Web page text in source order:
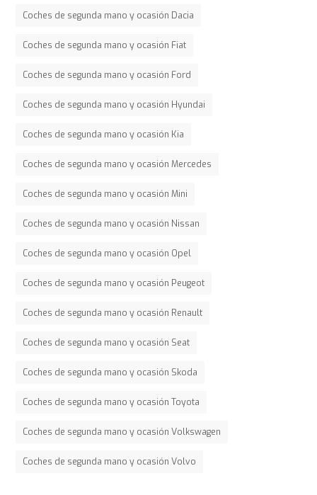
Coches de segunda mano y ocasión Dacia
Coches de segunda mano y ocasión Fiat
Coches de segunda mano y ocasión Ford
Coches de segunda mano y ocasión Hyundai
Coches de segunda mano y ocasión Kia
Coches de segunda mano y ocasión Mercedes
Coches de segunda mano y ocasión Mini
Coches de segunda mano y ocasión Nissan
Coches de segunda mano y ocasión Opel
Coches de segunda mano y ocasión Peugeot
Coches de segunda mano y ocasión Renault
Coches de segunda mano y ocasión Seat
Coches de segunda mano y ocasión Skoda
Coches de segunda mano y ocasión Toyota
Coches de segunda mano y ocasión Volkswagen
Coches de segunda mano y ocasión Volvo